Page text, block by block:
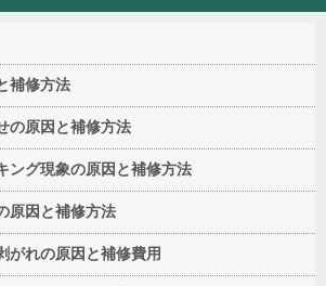
補修方法
の原因と補修方法
ング現象の原因と補修方法
原因と補修方法
がれの原因と補修費用